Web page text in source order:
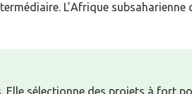
L’Afrique
Elle sélectionne des projets à fort